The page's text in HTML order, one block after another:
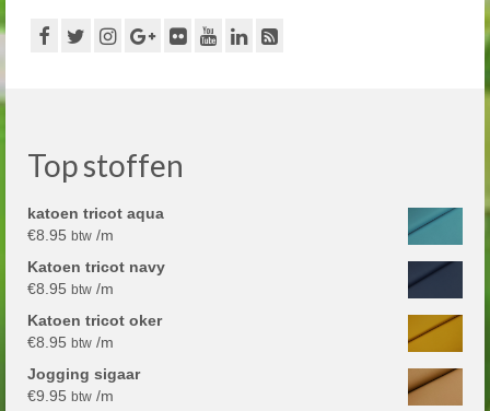
Top stoffen
katoen tricot aqua
€8.95 btw /m
Katoen tricot navy
€8.95 btw /m
Katoen tricot oker
€8.95 btw /m
Jogging sigaar
€9.95 btw /m